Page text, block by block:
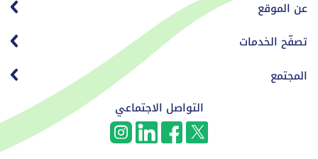
عن الموقع
تصفّح الخدمات
المجتمع
التواصل الاجتماعي